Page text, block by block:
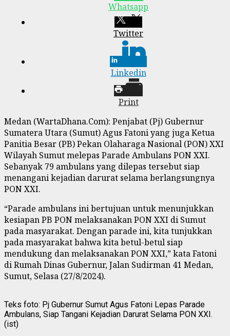
Whatsapp
Twitter
Linkedin
Print
Medan (WartaDhana.Com): Penjabat (Pj) Gubernur
Sumatera Utara (Sumut) Agus Fatoni yang juga Ketua
Panitia Besar (PB) Pekan Olaharaga Nasional (PON) XXI
Wilayah Sumut melepas Parade Ambulans PON XXI.
Sebanyak 79 ambulans yang dilepas tersebut siap
menangani kejadian darurat selama berlangsungnya
PON XXI.
“Parade ambulans ini bertujuan untuk menunjukkan
kesiapan PB PON melaksanakan PON XXI di Sumut
pada masyarakat. Dengan parade ini, kita tunjukkan
pada masyarakat bahwa kita betul-betul siap
mendukung dan melaksanakan PON XXI,” kata Fatoni
di Rumah Dinas Gubernur, Jalan Sudirman 41 Medan,
Sumut, Selasa (27/8/2024).
Teks foto: Pj Gubernur Sumut Agus Fatoni Lepas Parade
Ambulans, Siap Tangani Kejadian Darurat Selama PON XXI.
(ist)